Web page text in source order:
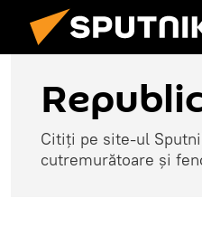
Citiți pe site-ul
cutremurătoare și